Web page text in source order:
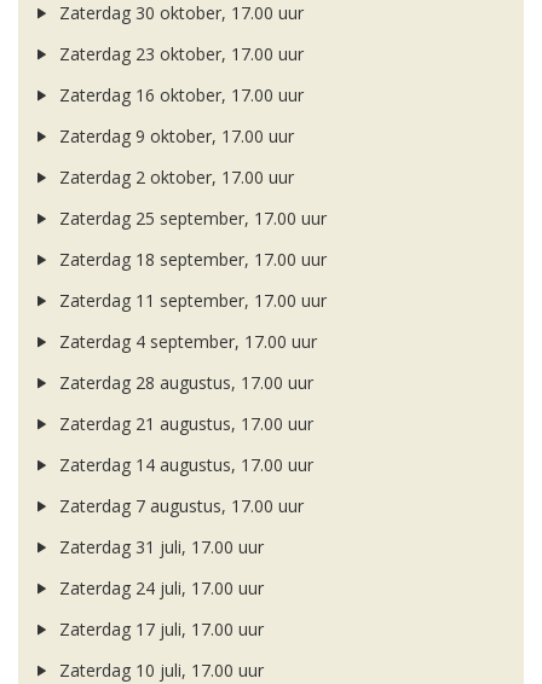
Zaterdag 30 oktober, 17.00 uur
Zaterdag 23 oktober, 17.00 uur
Zaterdag 16 oktober, 17.00 uur
Zaterdag 9 oktober, 17.00 uur
Zaterdag 2 oktober, 17.00 uur
Zaterdag 25 september, 17.00 uur
Zaterdag 18 september, 17.00 uur
Zaterdag 11 september, 17.00 uur
Zaterdag 4 september, 17.00 uur
Zaterdag 28 augustus, 17.00 uur
Zaterdag 21 augustus, 17.00 uur
Zaterdag 14 augustus, 17.00 uur
Zaterdag 7 augustus, 17.00 uur
Zaterdag 31 juli, 17.00 uur
Zaterdag 24 juli, 17.00 uur
Zaterdag 17 juli, 17.00 uur
Zaterdag 10 juli, 17.00 uur